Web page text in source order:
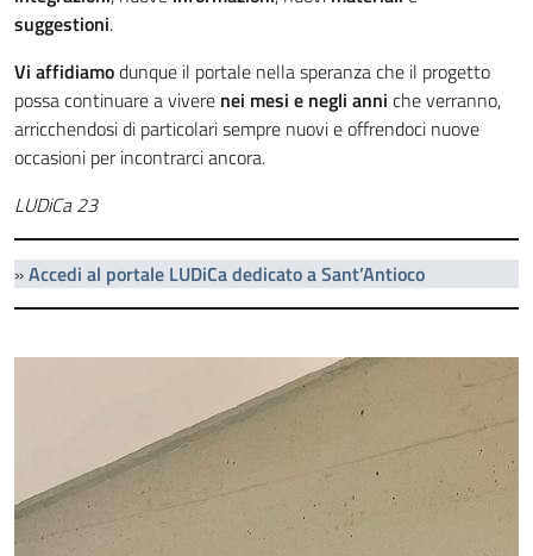
suggestioni.
Vi affidiamodunque il portale nella speranza che il progetto
possa continuare a vivere nei mesi e negli anni che verranno,
arricchendosi di particolari sempre nuovi e offrendoci nuove
occasioni per incontrarci ancora.
LUDiCa 23
»Accedi al portale LUDiCa dedicato a Sant’Antioco